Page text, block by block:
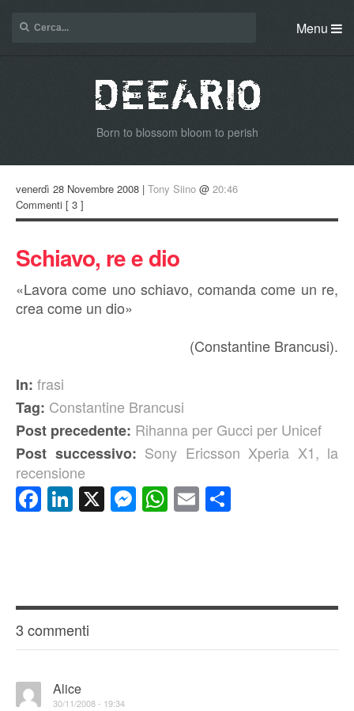
Menu
Born to blossom bloom to perish
venerdì 28 Novembre 2008 | Tony Siino @ 20:46
Commenti [ 3 ]
Schiavo, re e dio
«Lavora come uno schiavo, comanda come un re,
crea come un dio»
(Constantine Brancusi).
In: frasi
Tag: Constantine Brancusi
Post precedente: Rihanna per Gucci per Unicef
Post successivo: Sony Ericsson Xperia X1, la
recensione
Facebook
LinkedIn
X Messenger
WhatsApp
Email
3 commenti
Alice
30/11/2008 - 19:34